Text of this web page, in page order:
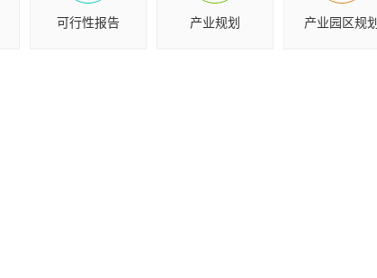
可行性报告 产业规划 产业园区规划